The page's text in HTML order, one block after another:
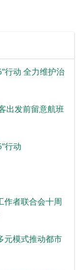
行动 全力维护治
出发前留意航班
行动
作者联合会十周
元模式推动都市